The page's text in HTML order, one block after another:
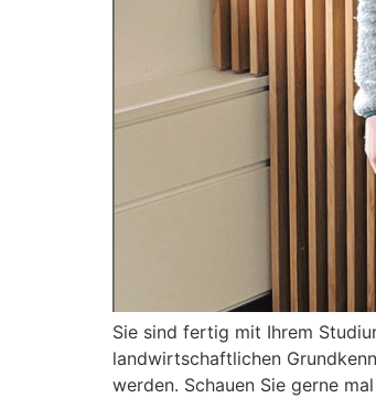
Sie sind fertig mit Ihrem
landwirtschaftlichen
werden. Schauen Sie gerne